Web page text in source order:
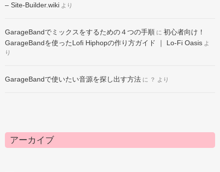
– Site-Builder.wiki より
GarageBandでミックスをするための４つの手順 に 初心者向け！
GarageBandを使ったLofi Hiphopの作り方ガイド ｜ Lo-Fi Oasis よ
り
GarageBandで使いたい音源を探し出す方法 に ？ より
アーカイブ